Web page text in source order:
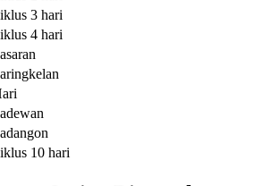
3 hari
4 hari
10 hari